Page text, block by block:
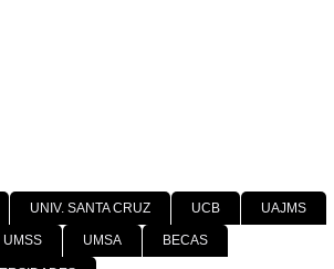
UNIV. SANTA CRUZ UCB UAJMS
UMSS UMSA BECAS